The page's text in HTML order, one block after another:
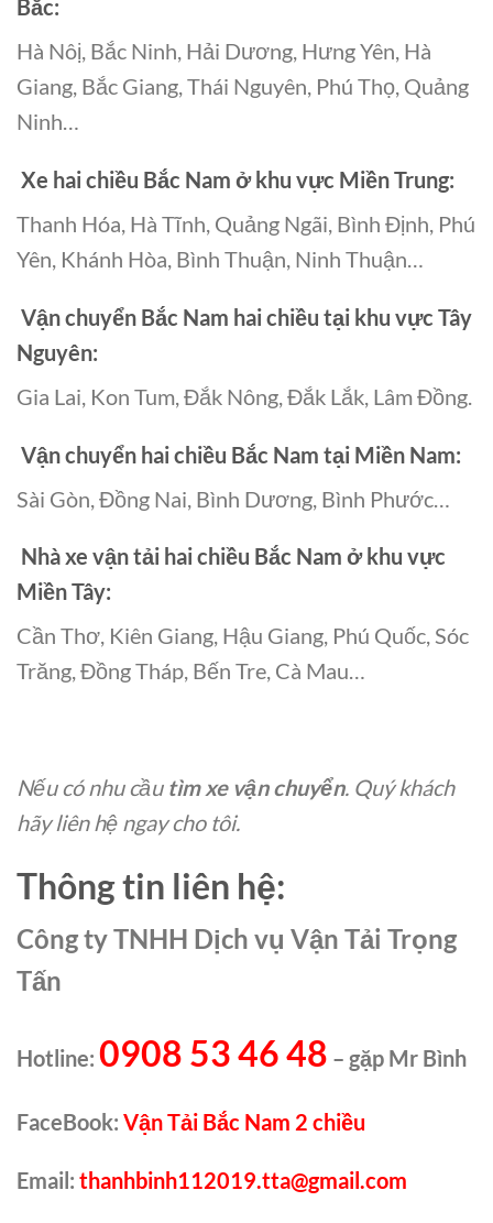
Bắc:
Hà Nôị, Bắc Ninh, Hải Dương, Hưng Yên, Hà
Giang, Bắc Giang, Thái Nguyên, Phú Thọ, Quảng
Ninh…
Xe hai chiều Bắc Nam ở khu vực Miền Trung:
Thanh Hóa, Hà Tĩnh, Quảng Ngãi, Bình Định, Phú
Yên, Khánh Hòa, Bình Thuận, Ninh Thuận…
Vận chuyển Bắc Nam hai chiều tại khu vực Tây
Nguyên:
Gia Lai, Kon Tum, Đắk Nông, Đắk Lắk, Lâm Đồng.
Vận chuyển hai chiều Bắc Nam tại Miền Nam:
Sài Gòn, Đồng Nai, Bình Dương, Bình Phước…
Nhà xe vận tải hai chiều Bắc Nam ở khu vực
Miền Tây:
Cần Thơ, Kiên Giang, Hậu Giang, Phú Quốc, Sóc
Trăng, Đồng Tháp, Bến Tre, Cà Mau…
Nếu có nhu cầu tìm xe vận chuyển. Quý khách
hãy liên hệ ngay cho tôi.
Thông tin liên hệ:
Công ty TNHH Dịch vụ Vận Tải Trọng
Tấn
Hotline: 0908 53 46 48 – gặp Mr Bình
FaceBook: Vận Tải Bắc Nam 2 chiều
Email: thanhbinh112019.tta@gmail.com